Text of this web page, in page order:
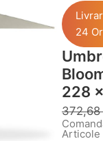
24
228
372,68
Articole